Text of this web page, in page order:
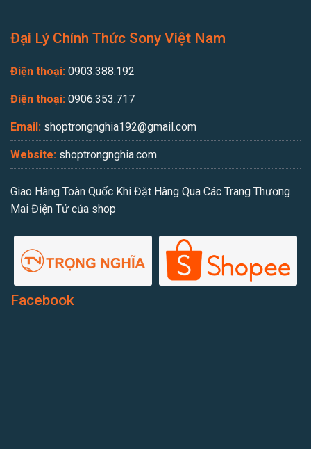
Đại Lý Chính Thức Sony Việt Nam
Điện thoại: 0903.388.192
Điện thoại: 0906.353.717
Email: shoptrongnghia192@gmail.com
Website: shoptrongnghia.com
Giao Hàng Toàn Quốc Khi Đặt Hàng Qua Các Trang Thương
Mai Điện Tử của shop
Facebook